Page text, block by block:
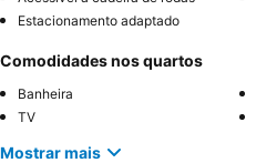
Estacionamento adaptado
Comodidades nos quartos
Banheira
TV
Mostrar mais